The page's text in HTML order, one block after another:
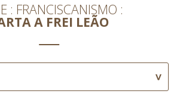
FRANCISCANISMO
A FREI LEÃO